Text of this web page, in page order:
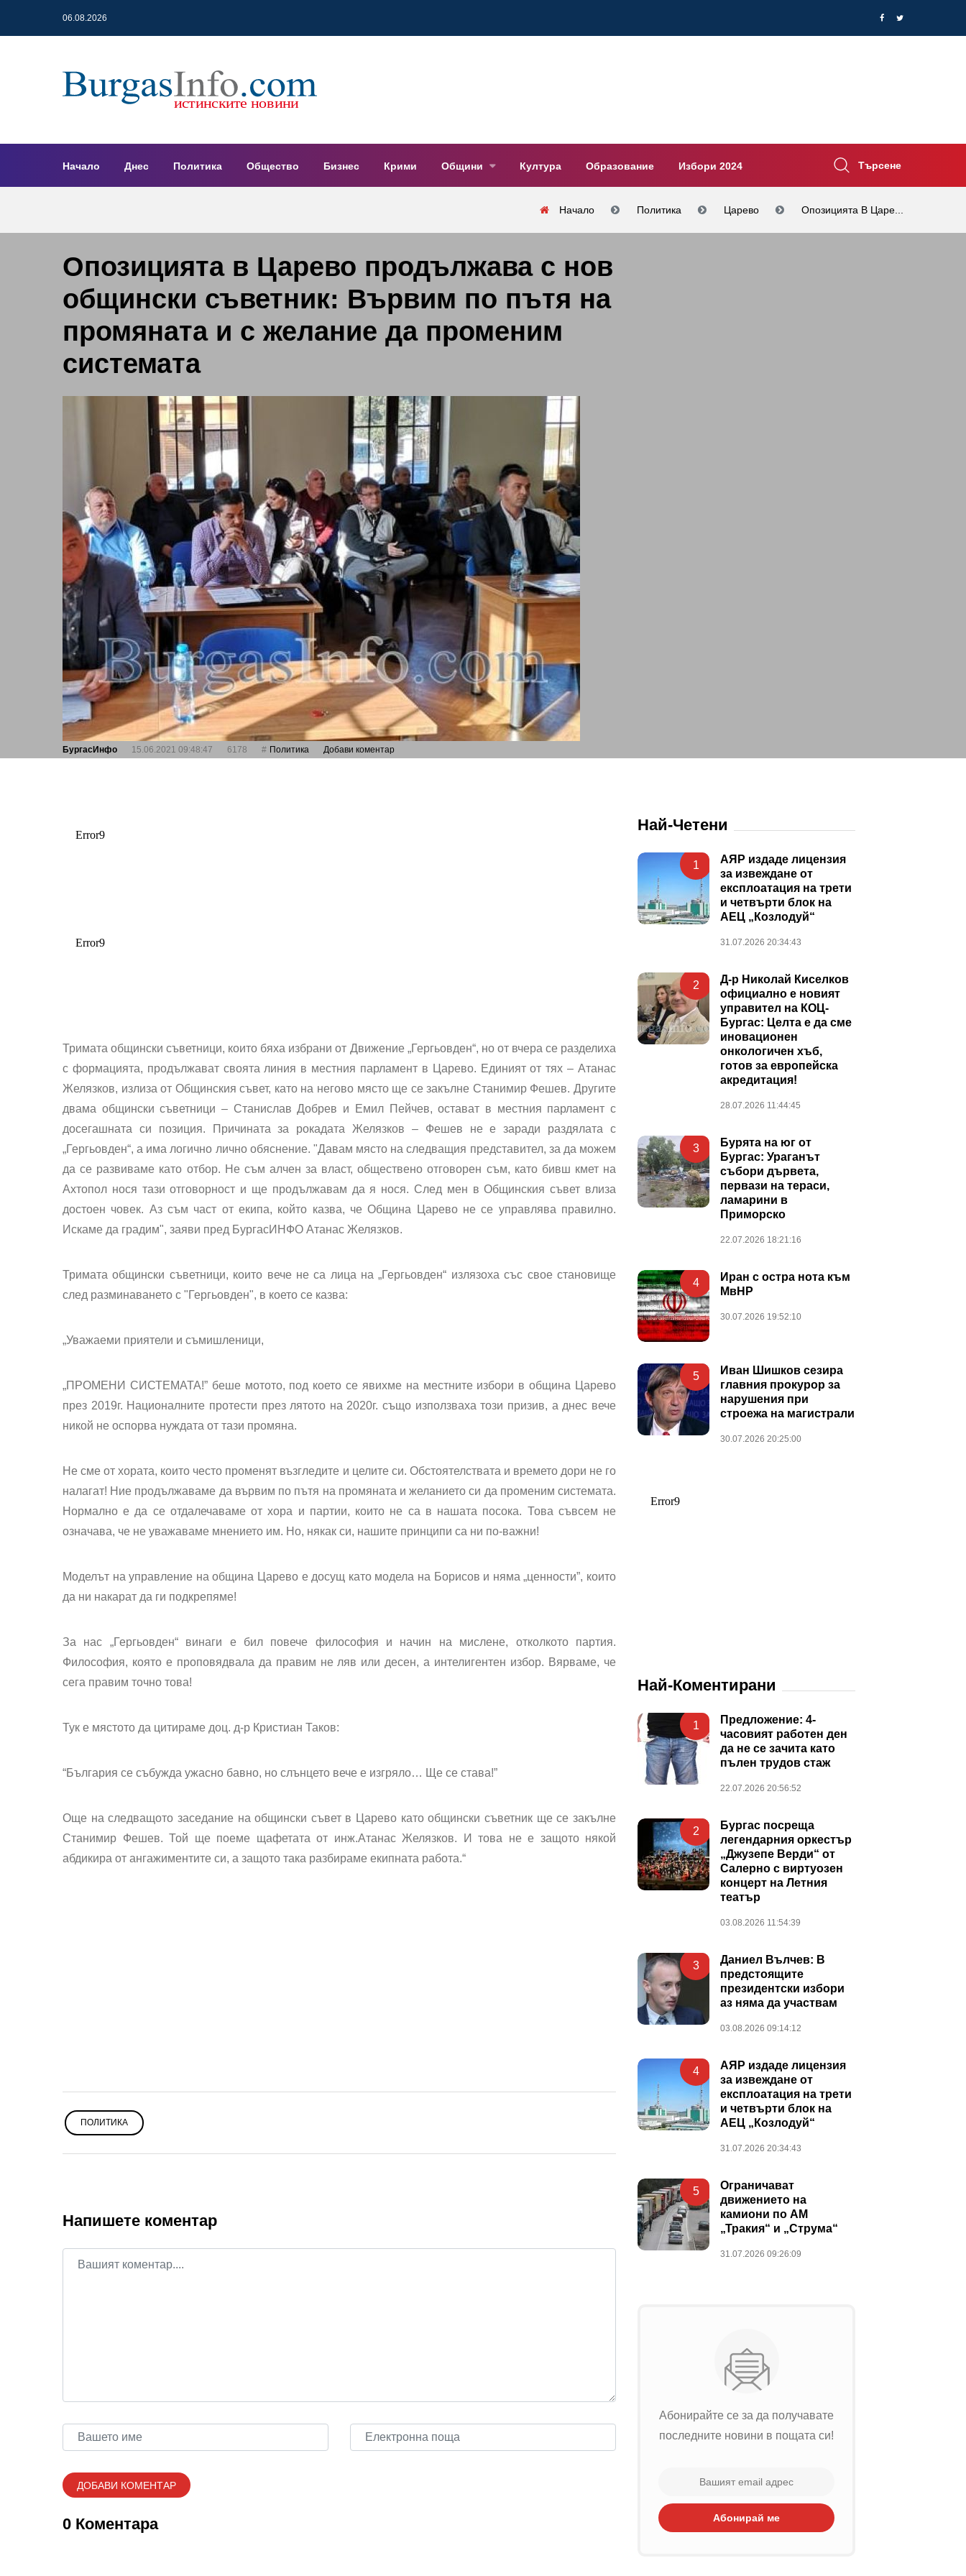
06.08.2026
Начало Днес Политика Общество Бизнес Крими Общини Култура Образование Избори 2024 Търсене
Начало Политика Царево Опозицията В Царе...
Опозицията в Царево продължава с нов
общински съветник: Вървим по пътя на
промяната и с желание да променим
системата
БургасИнфо 15.06.2021 09:48:47 6178 Политика Добави коментар
Тримата общински съветници, които бяха избрани от Движение „Гергьовден“, но от вчера се разделиха
с формацията, продължават своята линия в местния парламент в Царево. Единият от тях – Атанас
Желязков, излиза от Общинския съвет, като на негово място ще се закълне Станимир Фешев. Другите
двама общински съветници – Станислав Добрев и Емил Пейчев, остават в местния парламент с
досегашната си позиция. Причината за рокадата Желязков – Фешев не е заради раздялата с
„Гергьовден“, а има логично лично обяснение. "Давам място на следващия представител, за да можем
да се развиваме като отбор. Не съм алчен за власт, обществено отговорен съм, като бивш кмет на
Ахтопол нося тази отговорност и ще продължавам да я нося. След мен в Общинския съвет влиза
достоен човек. Аз съм част от екипа, който казва, че Община Царево не се управлява правилно.
Искаме да градим", заяви пред БургасИНФО Атанас Желязков.
Тримата общински съветници, които вече не са лица на „Гергьовден“ излязоха със свое становище
след разминаването с "Гергьовден", в което се казва:
„Уважаеми приятели и съмишленици,
„ПРОМЕНИ СИСТЕМАТА!” беше мотото, под което се явихме на местните избори в община Царево
през 2019г. Националните протести през лятото на 2020г. също използваха този призив, а днес вече
никой не оспорва нуждата от тази промяна.
Не сме от хората, които често променят възгледите и целите си. Обстоятелствата и времето дори не го
налагат! Ние продължаваме да вървим по пътя на промяната и желанието си да променим системата.
Нормално е да се отдалечаваме от хора и партии, които не са в нашата посока. Това съвсем не
означава, че не уважаваме мнението им. Но, някак си, нашите принципи са ни по-важни!
Моделът на управление на община Царево е досущ като модела на Борисов и няма „ценности”, които
да ни накарат да ги подкрепяме!
За нас „Гергьовден“ винаги е бил повече философия и начин на мислене, отколкото партия.
Философия, която е проповядвала да правим не ляв или десен, а интелигентен избор. Вярваме, че
сега правим точно това!
Тук е мястото да цитираме доц. д-р Кристиан Таков:
“България се събужда ужасно бавно, но слънцето вече е изгряло… Ще се става!”
Още на следващото заседание на общински съвет в Царево като общински съветник ще се закълне
Станимир Фешев. Той ще поеме щафетата от инж.Атанас Желязков. И това не е защото някой
абдикира от ангажиментите си, а защото така разбираме екипната работа.“
ПОЛИТИКА
Напишете коментар
0 Коментара
Най-Четени
1
АЯР издаде лицензия
за извеждане от
експлоатация на трети
и четвърти блок на
АЕЦ „Козлодуй“
31.07.2026 20:34:43
2
Д-р Николай Киселков
официално е новият
управител на КОЦ-
Бургас: Целта е да сме
иновационен
онкологичен хъб,
готов за европейска
акредитация!
28.07.2026 11:44:45
3
Бурята на юг от
Бургас: Ураганът
събори дървета,
первази на тераси,
ламарини в
Приморско
22.07.2026 18:21:16
4
Иран с остра нота към
МвНР
30.07.2026 19:52:10
5
Иван Шишков сезира
главния прокурор за
нарушения при
строежа на магистрали
30.07.2026 20:25:00
Най-Коментирани
1
Предложение: 4-
часовият работен ден
да не се зачита като
пълен трудов стаж
22.07.2026 20:56:52
2
Бургас посреща
легендарния оркестър
„Джузепе Верди“ от
Салерно с виртуозен
концерт на Летния
театър
03.08.2026 11:54:39
3
Даниел Вълчев: В
предстоящите
президентски избори
аз няма да участвам
03.08.2026 09:14:12
4
АЯР издаде лицензия
за извеждане от
експлоатация на трети
и четвърти блок на
АЕЦ „Козлодуй“
31.07.2026 20:34:43
5
Ограничават
движението на
камиони по АМ
„Тракия“ и „Струма“
31.07.2026 09:26:09
Абонирайте се за да получавате
последните новини в пощата си!
Абонирай ме